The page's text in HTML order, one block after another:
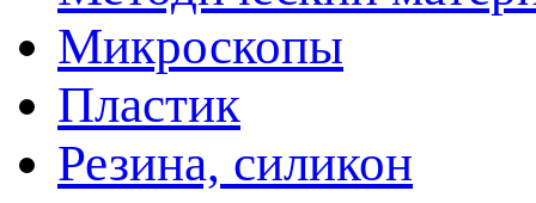
Микроскопы
Пластик
Резина, силикон